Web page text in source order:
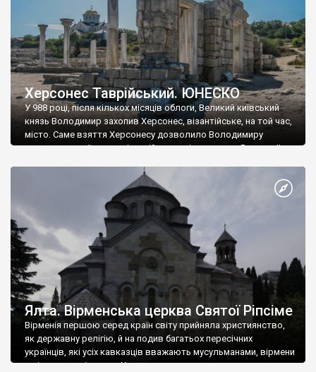
Херсонес Таврійський. ЮНЕСКО
У 988 році, після кількох місяців облоги, Великий київський
князь Володимир захопив Херсонес, візантійське, на той час,
місто. Саме взяття Херсонесу дозволило Володимиру
диктувати свої умови візантійському імператору Василю ІІ, та
Херсонесі Володимир-язичник, став Василем-християнином.
А потім було Хрещення Русі. На честь Херсонесу Таврійського
Ялта. Вірменська церква Святої Ріпсіме
Вірменія першою серед країн світу прийняла християнство,
як державну релігію, й на подив багатьох пересічних
українців, які усіх кавказців вважають мусульманами, вірмени
є відданими вірянами Христа